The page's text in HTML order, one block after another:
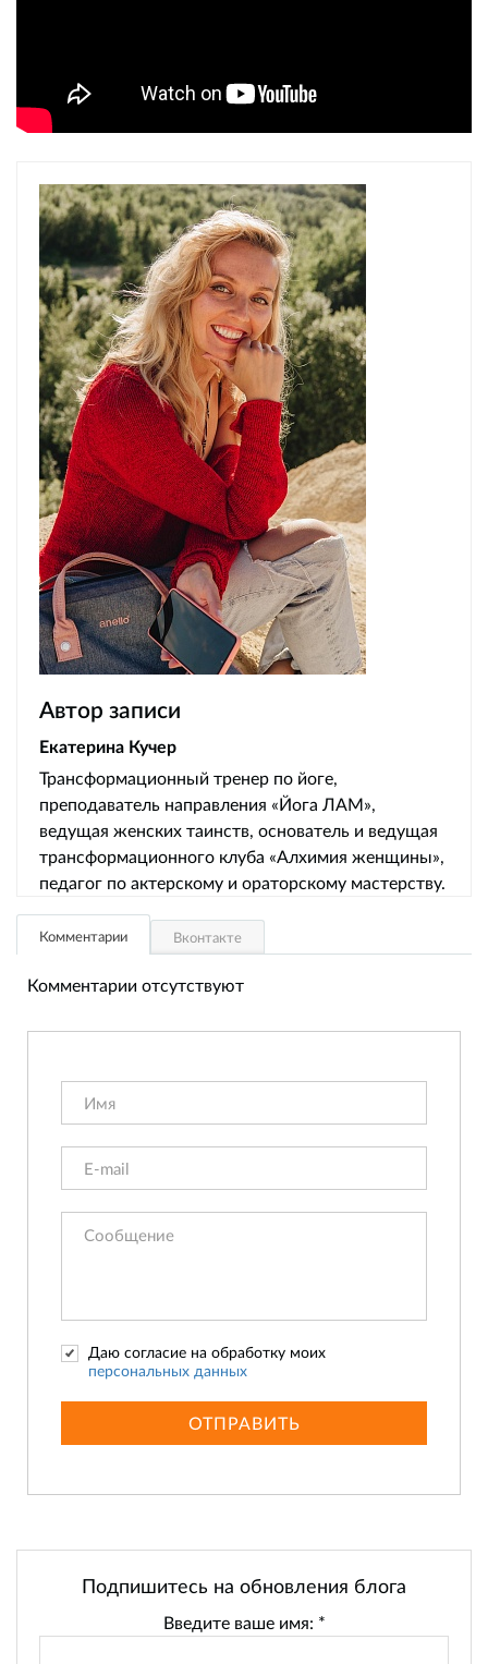
Автор записи
Екатерина Кучер
Трансформационный тренер по йоге,
преподаватель направления «Йога ЛАМ»,
ведущая женских таинств, основатель и ведущая
трансформационного клуба «Алхимия женщины»,
педагог по актерскому и ораторскому мастерству.
Комментарии Вконтакте
Комментарии отсутствуют
Даю согласие на обработку моих
персональных данных
ОТПРАВИТЬ
Подпишитесь на обновления блога
Введите ваше имя: *